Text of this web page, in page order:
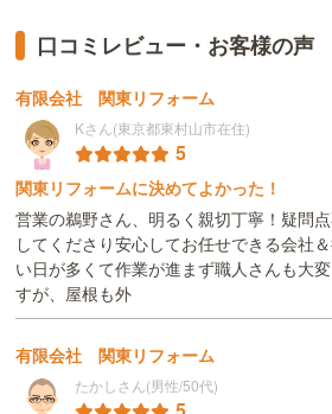
口コミレビュー・お客様の声
有限会社 関東リフォーム
Kさん(東京都東村山市在住)
5
関東リフォームに決めてよかった！
営業の鵜野さん、明るく親切丁寧！疑問
してくださり安心してお任せできる会社
い日が多くて作業が進まず職人さんも大
すが、屋根も外
有限会社 関東リフォーム
たかしさん(男性/50代)